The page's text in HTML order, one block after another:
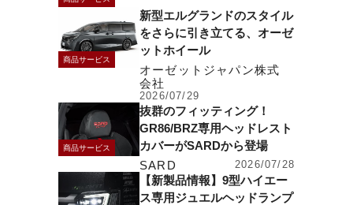
商品サービス
新型エルグランドのスタイル
をさらに引き立てる、オーゼ
ットホイール
オーゼットジャパン株式
会社
2026/07/29
商品サービス
抜群のフィッティング！
GR86/BRZ専用ヘッドレスト
カバーがSARDから登場
SARD
2026/07/28
【新製品情報】9型ハイエー
ス専用ジュエルヘッドランプ